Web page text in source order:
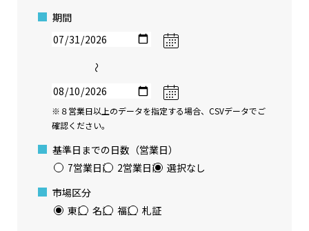
期間
〜
※８営業日以上のデータを指定する場合、CSVデータでご
確認ください。
基準日までの日数（営業日）
7営業日前 2営業日前 選択なし
市場区分
東証 名証 福証 札証